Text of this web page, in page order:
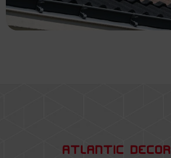
ATLANTIC DECOR